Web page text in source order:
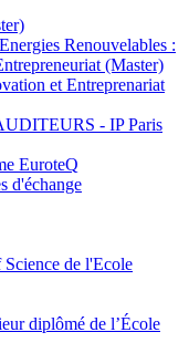
Renouvelables :
(Master)
et Entreprenariat
- IP Paris
EuroteQ
d'échange
de l'Ecole
diplômé de l’École